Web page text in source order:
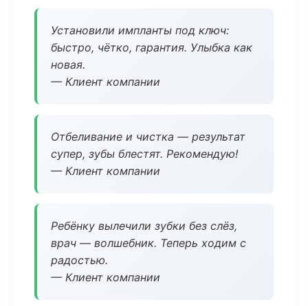
Установили импланты под ключ:
быстро, чётко, гарантия. Улыбка как
новая.
— Клиент компании
Отбеливание и чистка — результат
супер, зубы блестят. Рекомендую!
— Клиент компании
Ребёнку вылечили зубки без слёз,
врач — волшебник. Теперь ходим с
радостью.
— Клиент компании